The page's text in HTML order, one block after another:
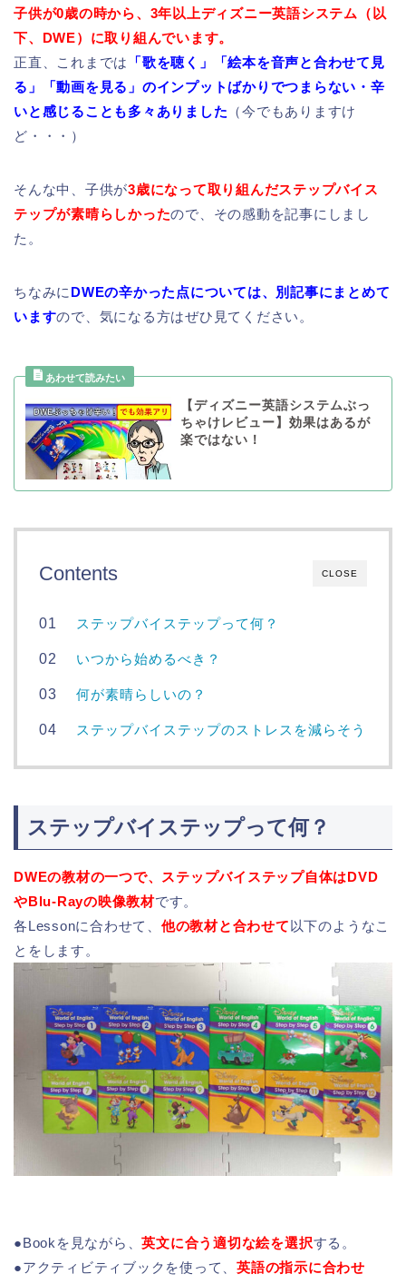
子供が0歳の時から、3年以上ディズニー英語システム（以
下、DWE）に取り組んでいます。
正直、これまでは
「歌を聴く」「絵本を音声と合わせて見
る」「動画を見る」のインプットばかりでつまらない・辛
いと感じることも多々ありました （今でもありますけ
ど・・・）
そんな中、子供が3歳になって取り組んだステップバイス
テップが素晴らしかったので、その感動を記事にしまし
た。
ちなみに DWEの辛かった点については、別記事にまとめて
いますので、気になる方はぜひ見てください。
【ディズニー英語システムぶっ
ちゃけレビュー】効果はあるが
楽ではない！
CLOSE
Contents
ステップバイステップって何？
いつから始めるべき？
何が素晴らしいの？
ステップバイステップのストレスを減らそう
ステップバイステップって何？
DWEの教材の一つで、ステップバイステップ自体はDVD
やBlu-Rayの映像教材です。
各Lessonに合わせて、 他の教材と合わせて 以下のようなこ
とをします。
●Bookを見ながら、英文に合う適切な絵を選択する。
●アクティビティブックを使って、英語の指示に合わせ